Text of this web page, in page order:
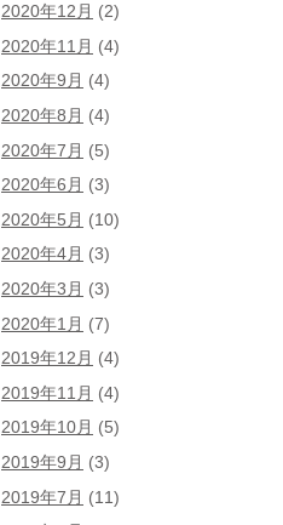
2020年12月 (2)
2020年11月 (4)
2020年9月 (4)
2020年8月 (4)
2020年7月 (5)
2020年6月 (3)
2020年5月 (10)
2020年4月 (3)
2020年3月 (3)
2020年1月 (7)
2019年12月 (4)
2019年11月 (4)
2019年10月 (5)
2019年9月 (3)
2019年7月 (11)